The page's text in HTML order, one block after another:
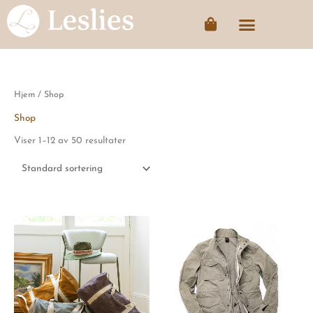
Hopp
rett
Handlekurv
Hjem / Shop
Shop
Viser 1–12 av 50 resultater
Dette
produktet
har
flere
varianter.
Alternativene
har
flere
varianter.
Alternativene